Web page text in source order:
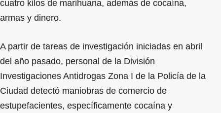
cuatro kilos de marihuana, además de cocaína,
armas y dinero.
A partir de tareas de investigación iniciadas en abril
del año pasado, personal de la División
Investigaciones Antidrogas Zona I de la Policía de la
Ciudad detectó maniobras de comercio de
estupefacientes, específicamente cocaína y